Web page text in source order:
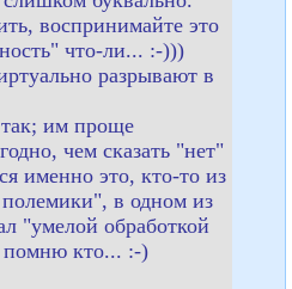
воспринимайте это
что-ли... :-)))
разрывают в
им проще
чем сказать "нет"
именно это, кто-то из
в одном из
"умелой обработкой
помню кто... :-)